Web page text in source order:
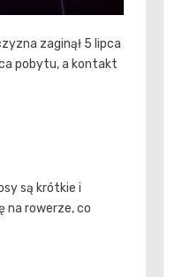
zaginął 5 lipca
pobytu, a kontakt
są krótkie i
na rowerze, co